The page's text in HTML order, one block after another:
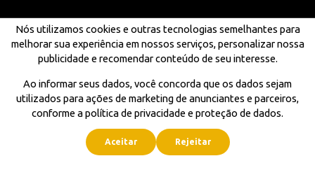
Nós utilizamos cookies e outras tecnologias semelhantes para
melhorar sua experiência em nossos serviços, personalizar nossa
publicidade e recomendar conteúdo de seu interesse.
Ao informar seus dados, você concorda que os dados sejam
utilizados para ações de marketing de anunciantes e parceiros,
conforme a política de privacidade e proteção de dados.
Aceitar Rejeitar